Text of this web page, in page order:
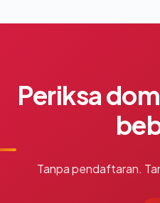
Periksa
Tanpa pendaftaran.